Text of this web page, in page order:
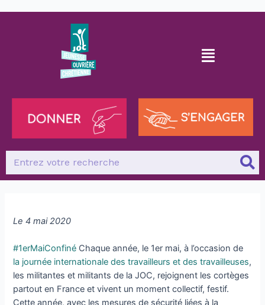
Le 4 mai 2020
#1erMaiConfiné Chaque année, le 1er mai, à l’occasion de
la journée internationale des travailleurs et des travailleuses,
les militantes et militants de la JOC, rejoignent les cortèges
partout en France et vivent un moment collectif, festif.